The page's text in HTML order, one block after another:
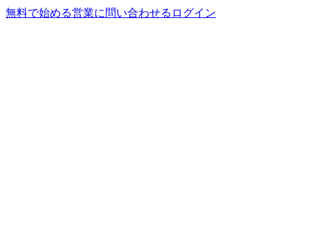
無料で始める営業に問い合わせる ログイン